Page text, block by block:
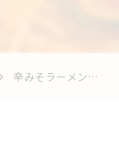
辛みそラーメン🌶️💥⁡